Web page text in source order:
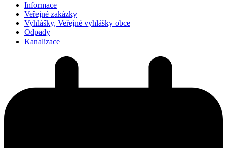
Informace
Veřejné zakázky
Vyhlášky, Veřejné vyhlášky obce
Odpady
Kanalizace